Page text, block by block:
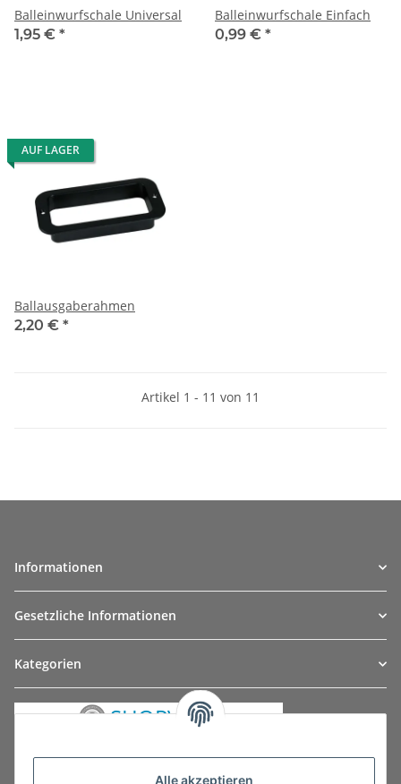
Balleinwurfschale Universal
1,95 € *
Balleinwurfschale Einfach
0,99 € *
AUF LAGER
Ballausgaberahmen
2,20 € *
Artikel 1 - 11 von 11
Informationen
Gesetzliche Informationen
Kategorien
Alle akzeptieren